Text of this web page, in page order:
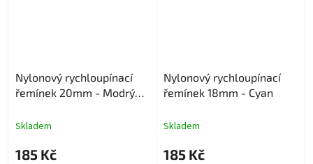
Nylonový rychloupínací
řemínek 20mm - Modrý
Skladem
185 Kč
Nylonový rychloupínací
řemínek 18mm - Cyan
Skladem
185 Kč